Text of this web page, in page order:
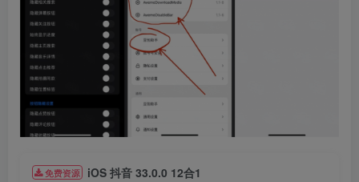
免费资源 iOS 抖音 33.0.0 12合1